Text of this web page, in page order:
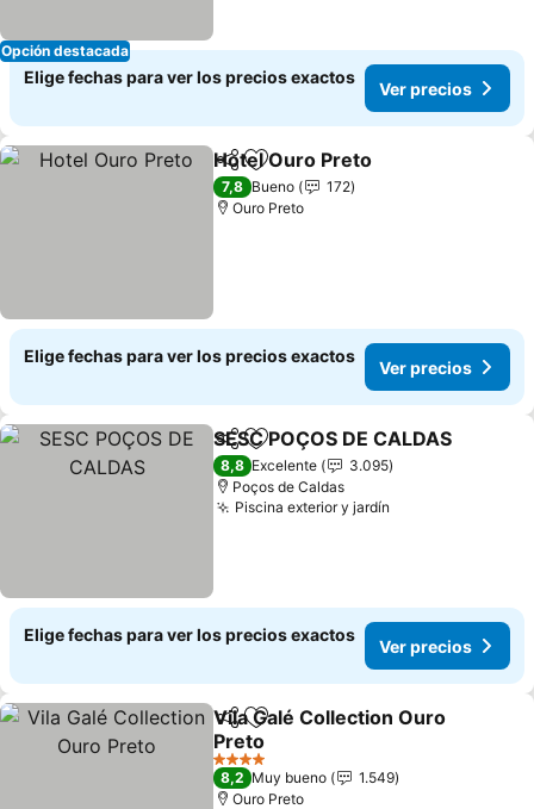
Opción destacada
Elige fechas para ver los precios exactos
Ver precios
CompartirAgregar a favoritos
Hotel Ouro Preto
7,8 Bueno
172
Ouro Preto
Elige fechas para ver los precios exactos
Ver precios
CompartirAgregar a favoritos
SESC POÇOS DE CALDAS
8,8 Excelente
3.095
Poços de Caldas
Piscina exterior y jardín
Elige fechas para ver los precios exactos
Ver precios
CompartirAgregar a favoritos
Vila Galé Collection Ouro
Preto
Ver precios
4 Estrellas
8,2 Muy bueno
1.549
Ouro Preto